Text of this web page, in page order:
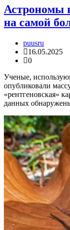
Астрономы
на самой
puusru
16.05.2025
0
Ученые,
опубликовали
«рентгеновская»
данных